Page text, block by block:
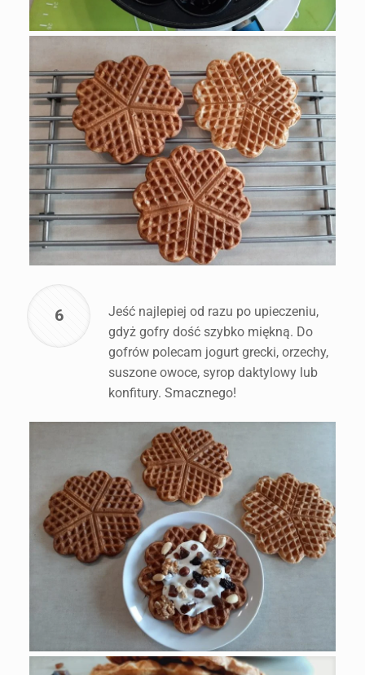
6
Jeść najlepiej od razu po upieczeniu,
gdyż gofry dość szybko miękną. Do
gofrów polecam jogurt grecki, orzechy,
suszone owoce, syrop daktylowy lub
konfitury. Smacznego!